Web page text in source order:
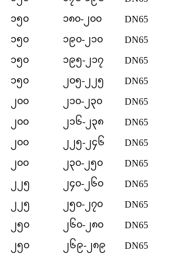
၁၅၀
၁၈၀-၂၀၀ DN65
၁၅၀
၁၉၀-၂၁၀ DN65
၁၅၀
၁၉၅-၂၁၇ DN65
၁၅၀
၂၀၅-၂၂၅ DN65
၂၀၀
၂၁၀-၂၃၀ DN65
၂၀၀
၂၁၆-၂၃၈ DN65
၂၀၀
၂၂၅-၂၄၆ DN65
၂၀၀
၂၃၀-၂၅၀ DN65
၂၂၅
၂၄၀-၂၆၀ DN65
၂၂၅
၂၅၀-၂၇၀ DN65
၂၅၀
၂၆၀-၂၈၀ DN65
၂၅၀
၂၆၉-၂၈၉ DN65